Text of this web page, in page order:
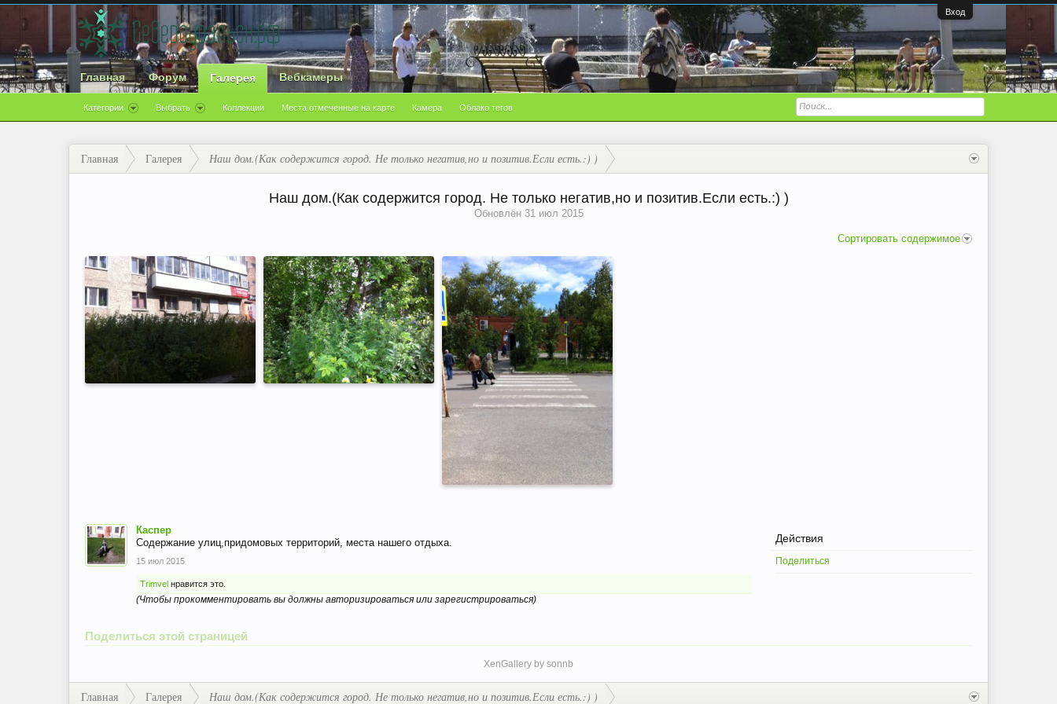
Вход
Главная Форум Галерея
Категории Выбрать Коллекции Места отмеченные на карте Камера Облако тегов
Вебкамеры
Главная Галерея Наш дом.(Как содержится город. Не только негатив,но и позитив.Если есть.:) )
Наш дом.(Как содержится город. Не только негатив,но и позитив.Если есть.:) )
Обновлён 31 июл 2015
Сортировать содержимое
Каспер
Содержание улиц,придомовых территорий, места нашего отдыха.
15 июл 2015
Trimvel нравится это.
(Чтобы прокомментировать вы должны авторизироваться или зарегистрироваться)
Действия
Поделиться
Поделиться этой страницей
XenGallery by sonnb
Главная Галерея Наш дом.(Как содержится город. Не только негатив,но и позитив.Если есть.:) )